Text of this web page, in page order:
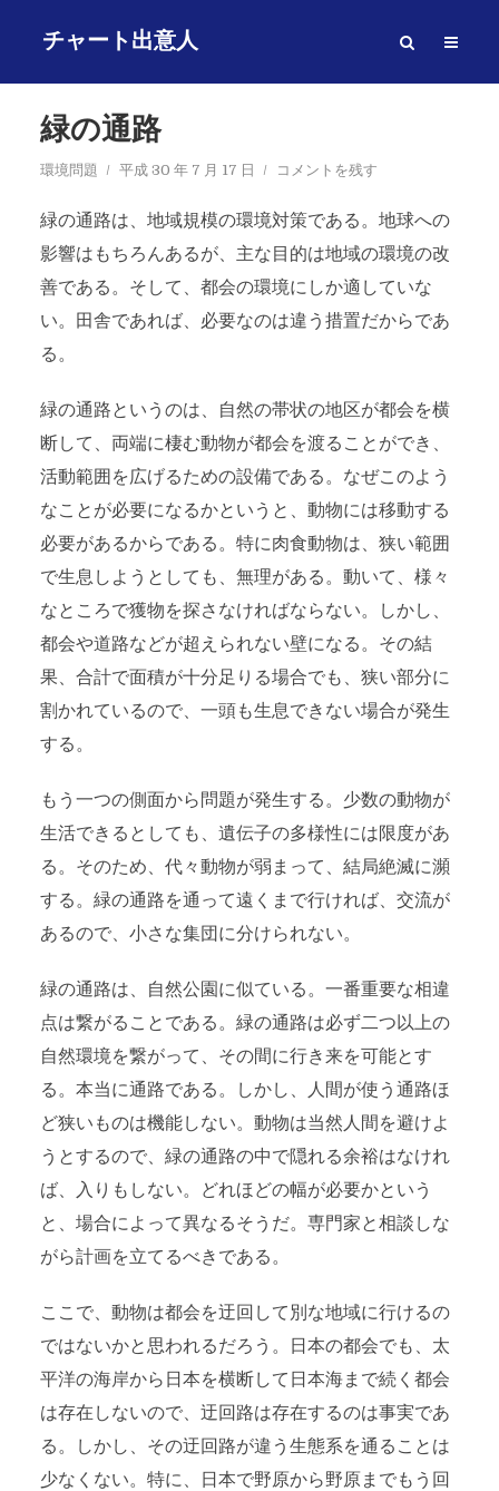
チャート出意人
緑の通路
環境問題 平成 30 年 7 月 17 日 コメントを残す
緑の通路は、地域規模の環境対策である。地球への
影響はもちろんあるが、主な目的は地域の環境の改
善である。そして、都会の環境にしか適していな
い。田舎であれば、必要なのは違う措置だからであ
る。
緑の通路というのは、自然の帯状の地区が都会を横
断して、両端に棲む動物が都会を渡ることができ、
活動範囲を広げるための設備である。なぜこのよう
なことが必要になるかというと、動物には移動する
必要があるからである。特に肉食動物は、狭い範囲
で生息しようとしても、無理がある。動いて、様々
なところで獲物を探さなければならない。しかし、
都会や道路などが超えられない壁になる。その結
果、合計で面積が十分足りる場合でも、狭い部分に
割かれているので、一頭も生息できない場合が発生
する。
もう一つの側面から問題が発生する。少数の動物が
生活できるとしても、遺伝子の多様性には限度があ
る。そのため、代々動物が弱まって、結局絶滅に瀕
する。緑の通路を通って遠くまで行ければ、交流が
あるので、小さな集団に分けられない。
緑の通路は、自然公園に似ている。一番重要な相違
点は繋がることである。緑の通路は必ず二つ以上の
自然環境を繋がって、その間に行き来を可能とす
る。本当に通路である。しかし、人間が使う通路ほ
ど狭いものは機能しない。動物は当然人間を避けよ
うとするので、緑の通路の中で隠れる余裕はなけれ
ば、入りもしない。どれほどの幅が必要かという
と、場合によって異なるそうだ。専門家と相談しな
がら計画を立てるべきである。
ここで、動物は都会を迂回して別な地域に行けるの
ではないかと思われるだろう。日本の都会でも、太
平洋の海岸から日本を横断して日本海まで続く都会
は存在しないので、迂回路は存在するのは事実であ
る。しかし、その迂回路が違う生態系を通ることは
少なくない。特に、日本で野原から野原までもう回